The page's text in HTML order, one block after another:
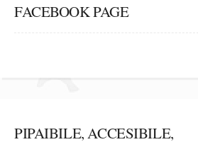
FACEBOOK PAGE
PIPAIBILE, ACCESIBILE,